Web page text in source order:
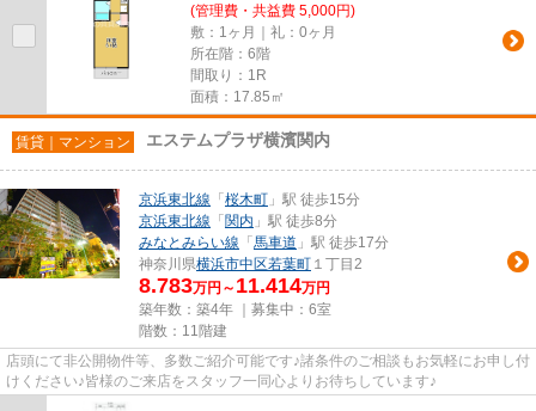
(管理費・共益費 5,000円)
敷：1ヶ月｜礼：0ヶ月
所在階：6階
間取り：1R
面積：17.85㎡
賃貸｜マンション エステムプラザ横濱関内
京浜東北線 「 桜木町 」駅 徒歩15分
京浜東北線 「 関内 」駅 徒歩8分
みなとみらい線 「 馬車道 」駅 徒歩17分
神奈川県横浜市中区若葉町 １丁目2
8.783万円～ 11.414万円
築年数：築4年 ｜募集中： 6室
階数：11階建
店頭にて非公開物件等、多数ご紹介可能です♪諸条件のご相談もお気軽にお申し付
けください♪皆様のご来店をスタッフ一同心よりお待ちしています♪